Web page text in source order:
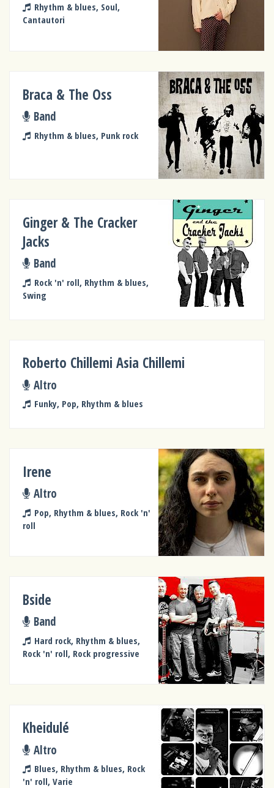
Rhythm & blues, Soul,
Cantautori
Braca & The Oss
Band
Rhythm & blues, Punk rock
Ginger & The Cracker
Jacks
Band
Rock 'n' roll, Rhythm & blues,
Swing
Roberto Chillemi Asia Chillemi
Altro
Funky, Pop, Rhythm & blues
Irene
Altro
Pop, Rhythm & blues, Rock 'n'
roll
Bside
Band
Hard rock, Rhythm & blues,
Rock 'n' roll, Rock progressive
Kheidulé
Altro
Blues, Rhythm & blues, Rock
'n' roll, Varie